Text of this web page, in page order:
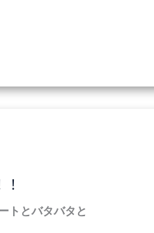
トとバタバタと